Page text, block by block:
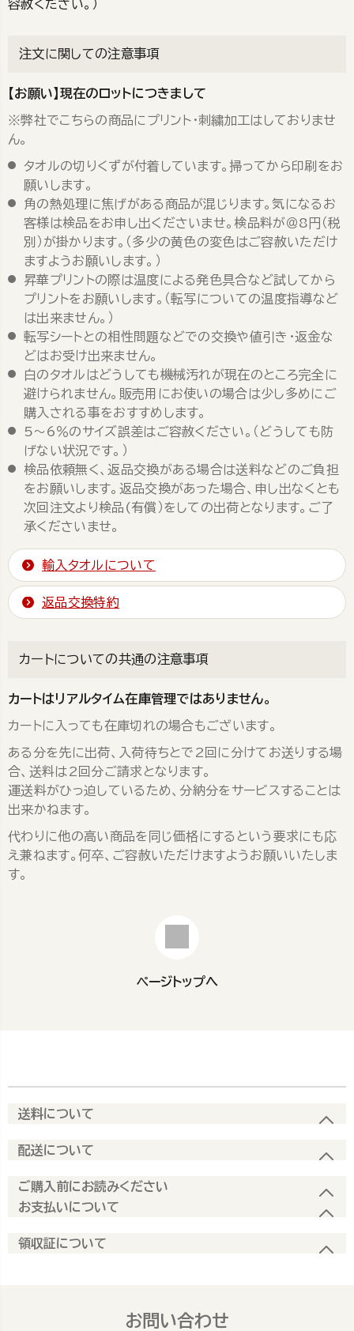
容赦ください。）
注文に関しての注意事項
【お願い】現在のロットにつきまして
※弊社でこちらの商品にプリント・刺繍加工はしておりませ
ん。
タオルの切りくずが付着しています。掃ってから印刷をお
願いします。
角の熱処理に焦げがある商品が混じります。気になるお
客様は検品をお申し出くださいませ。検品料が＠8円（税
別）が掛かります。（多少の黄色の変色はご容赦いただけ
ますようお願いします。）
昇華プリントの際は温度による発色具合など試してから
プリントをお願いします。（転写についての温度指導など
は出来ません。）
転写シートとの相性問題などでの交換や値引き・返金な
どはお受け出来ません。
白のタオルはどうしても機械汚れが現在のところ完全に
避けられません。販売用にお使いの場合は少し多めにご
購入される事をおすすめします。
5～6％のサイズ誤差はご容赦ください。（どうしても防
げない状況です。）
検品依頼無く、返品交換がある場合は送料などのご負担
をお願いします。返品交換があった場合、申し出なくとも
次回注文より検品(有償）をしての出荷となります。ご了
承くださいませ。
輸入タオルについて
返品交換特約
カートについての共通の注意事項
カートはリアルタイム在庫管理ではありません。
カートに入っても在庫切れの場合もございます。
ある分を先に出荷、入荷待ちとで2回に分けてお送りする場
合、送料は2回分ご請求となります。
運送料がひっ迫しているため、分納分をサービスすることは
出来かねます。
代わりに他の高い商品を同じ価格にするという要求にも応
え兼ねます。何卒、ご容赦いただけますようお願いいたしま
す。
ページトップへ
送料について
配送について
ご購入前にお読みください
お支払いについて
領収証について
お問い合わせ